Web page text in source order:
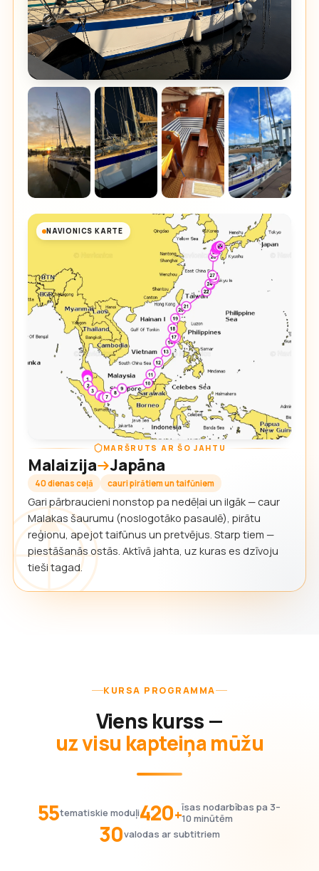
NAVIONICS KARTE
MARŠRUTS AR ŠO JAHTU
Malaizija Japāna
40 dienas ceļā cauri pirātiem un taifūniem
Gari pārbraucieni nonstop pa nedēļai un ilgāk — caur
Malakas šaurumu (noslogotāko pasaulē), pirātu
reģionu, apejot taifūnus un pretvējus. Starp tiem —
piestāšanās ostās. Aktīvā jahta, uz kuras es dzīvoju
tieši tagad.
KURSA PROGRAMMA
Viens kurss —
uz visu kapteiņa mūžu
55tematiskie moduļi420+īsas nodarbības pa 3–
10 minūtēm
30valodas ar subtitriem